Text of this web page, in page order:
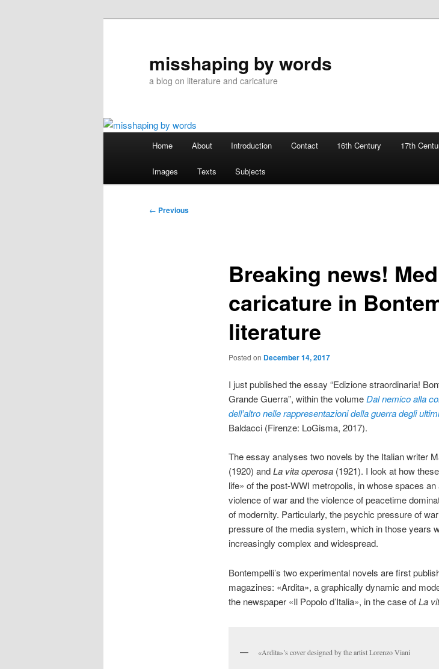
misshaping by words
a blog on literature and caricature
Home About Introduction Contact 16th Century 17th
Images Texts Subjects
Post
← Previous
Breaking news!
caricature in
literature
Posted on December 14, 2017
I just published the essay “Edizione straordinaria!
Grande Guerra”, within the volumeDal nemico alla
dell’altro nelle rappresentazioni della guerra degli
Baldacci (Firenze: LoGisma, 2017).
The essay analyses two novels by the Italian writer
(1920) andLa vita operosa(1921). I look at how
life» of the post-WWI metropolis, in whose spaces
violence of war and the violence of peacetime
of modernity. Particularly, the psychic pressure of
pressure of the media system, which in those years
increasingly complex and widespread.
Bontempelli’s two experimental novels are first
magazines: «Ardita», a graphically dynamic and
the newspaper «Il Popolo d’Italia», in the case ofLa
«Ardita»’s cover designed by the artist Lorenzo Viani